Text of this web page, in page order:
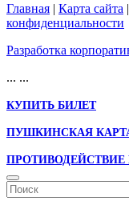
Главная | Карта сайта |
конфиденциальности
Разработка
... ...
КУПИТЬ БИЛЕТ
ПУШКИНСКАЯ